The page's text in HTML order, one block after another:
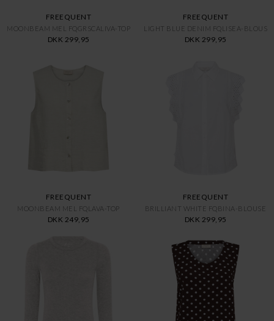
FREEQUENT
MOONBEAM MEL FQGRSCALIVA-TOP
DKK 299,95
FREEQUENT
LIGHT BLUE DENIM FQLISEA-BLOUS
DKK 299,95
FREEQUENT
MOONBEAM MEL FQLAVA-TOP
DKK 249,95
FREEQUENT
BRILLIANT WHITE FQBINA-BLOUSE
DKK 299,95